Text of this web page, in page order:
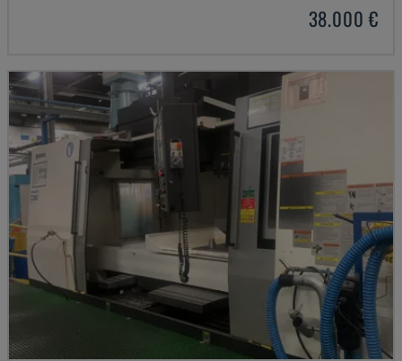
38.000 €